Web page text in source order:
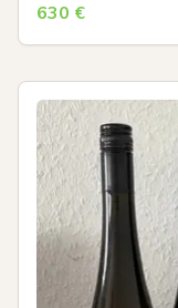
630 €